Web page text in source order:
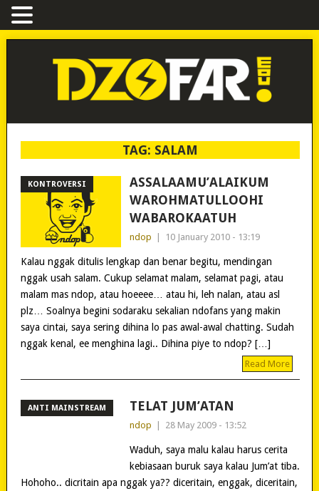
TAG: SALAM
KONTROVERSI
ASSALAAMU’ALAIKUM
WAROHMATULLOOHI
WABAROKAATUH
ndop 10 January 2010 - 13:19
Kalau nggak ditulis lengkap dan benar begitu, mendingan
nggak usah salam. Cukup selamat malam, selamat pagi, atau
malam mas ndop, atau hoeeee… atau hi, leh nalan, atau asl
plz… Soalnya begini sodaraku sekalian ndofans yang makin
saya cintai, saya sering dihina lo pas awal-awal chatting. Sudah
nggak kenal, ee menghina lagi.. Dihina piye to ndop? […]
Read More
ANTI MAINSTREAM TELAT JUM’ATAN
ndop 28 May 2009 - 13:52
Waduh, saya malu kalau harus cerita
kebiasaan buruk saya kalau Jum’at tiba.
Hohoho.. dicritain apa nggak ya?? diceritain, enggak, diceritain,